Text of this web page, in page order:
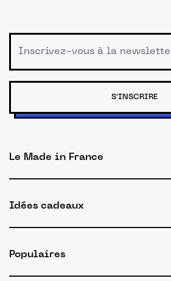
S'INSCRIRE
Le Made in France
Idées cadeaux
Populaires